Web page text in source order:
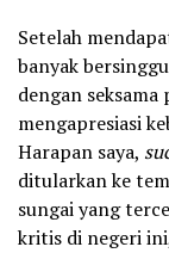
Setelah
banyak
dengan
mengapresiasi
Harapan saya,
ditularkan ke
sungai yang
kritis di negeri